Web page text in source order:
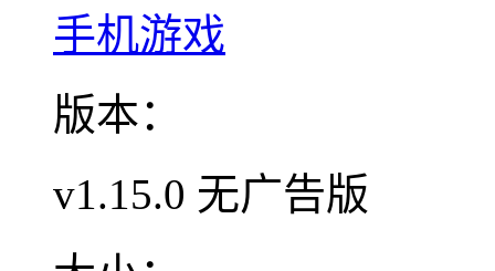
手机游戏
版本：
v1.15.0 无广告版